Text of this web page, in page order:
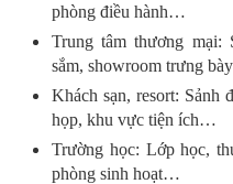
phòng điều hành…
Trung tâm thương mại:
sắm, showroom trưng
Khách sạn, resort: Sảnh
họp, khu vực tiện ích…
Trường học: Lớp học,
phòng sinh hoạt…